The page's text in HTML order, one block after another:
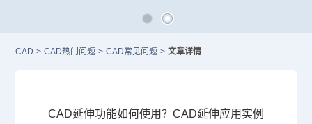
CAD > CAD热门问题 > CAD常见问题 > 文章详情
CAD延伸功能如何使用？CAD延伸应用实例